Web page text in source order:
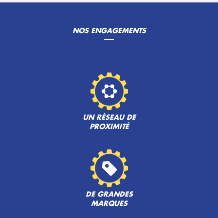
NOS ENGAGEMENTS
UN RÉSEAU DE
PROXIMITÉ
DE GRANDES
MARQUES